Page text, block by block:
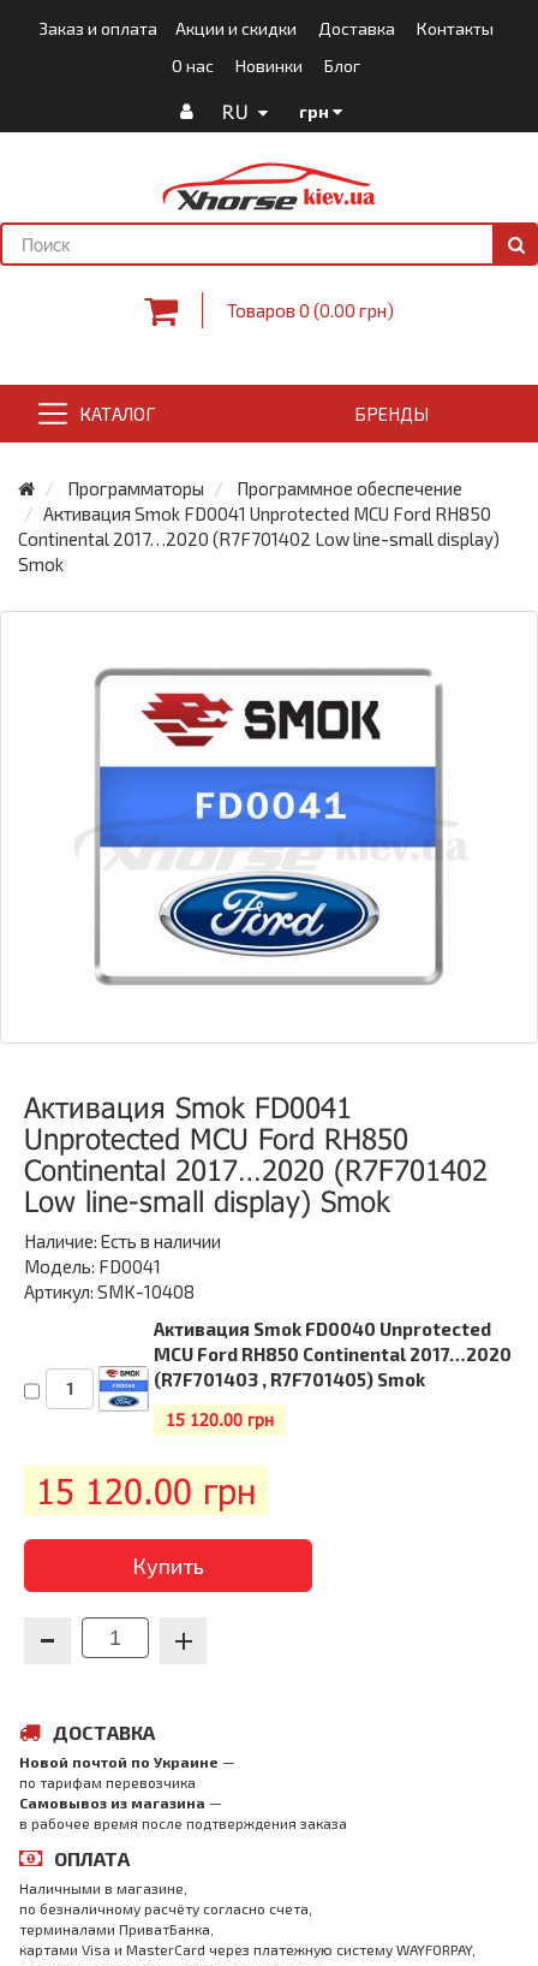
Заказ и оплата Акции и скидки Доставка
Контакты
О нас
Новинки Блог
RU грн
Товаров 0 (0.00 грн)
КАТАЛОГ БРЕНДЫ
Программаторы
Программное обеспечение
Активация Smok FD0041 Unprotected MCU Ford RH850
Continental 2017…2020 (R7F701402 Low line-small display)
Smok
Активация Smok FD0041
Unprotected MCU Ford RH850
Continental 2017…2020 (R7F701402
Low line-small display) Smok
Наличие: Есть в наличии
Модель: FD0041
Артикул: SMK-10408
Активация Smok FD0040 Unprotected
MCU Ford RH850 Continental 2017…2020
(R7F701403 , R7F701405) Smok
15 120.00 грн
15 120.00 грн
Купить
ДОСТАВКА
Новой почтой по Украине —
по тарифам перевозчика
Самовывоз из магазина —
в рабочее время после подтверждения заказа
ОПЛАТА
Наличными в магазине,
по безналичному расчёту согласно счета,
терминалами ПриватБанка,
картами Visa и MasterCard через платежную систему WAYFORPAY,